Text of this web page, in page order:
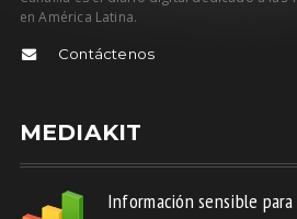
en América Latina.
Contáctenos
MEDIAKIT
Información sensible